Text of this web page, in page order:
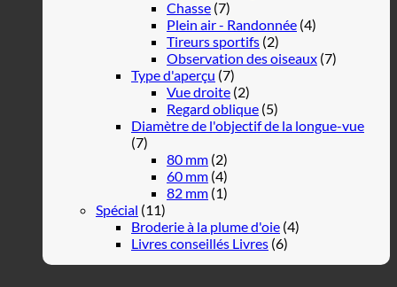
Chasse (7)
Plein air - Randonnée (4)
Tireurs sportifs (2)
Observation des oiseaux (7)
Type d'aperçu (7)
Vue droite (2)
Regard oblique (5)
Diamètre de l'objectif de la longue-vue
(7)
80 mm (2)
60 mm (4)
82 mm (1)
Spécial (11)
Broderie à la plume d'oie (4)
Livres conseillés Livres (6)